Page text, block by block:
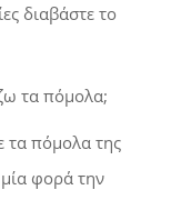
διαβάστε το
τα πόμολα;
τα πόμολα της
φορά την